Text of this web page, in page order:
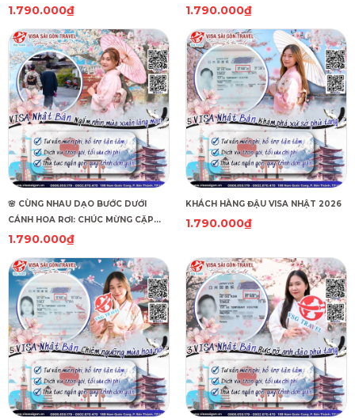
HÈ TỰ TÚC TẠI OSAKA!
1.790.000₫
ĐÃ CẬP BẾN THÀNH CÔNG! ⛩️
1.790.000₫
🌸 CÙNG NHAU DẠO BƯỚC DƯỚI
CÁNH HOA RƠI: CHÚC MỪNG CẶP
ĐÔI SỞ HỮU VISA NHẬT BẢN!🌸
1.790.000₫
KHÁCH HÀNG ĐẬU VISA NHẬT 2026
1.790.000₫